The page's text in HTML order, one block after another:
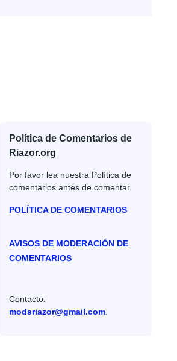
Política de Comentarios de
Riazor.org
Por favor lea nuestra Política de
comentarios antes de comentar.
POLÍTICA DE COMENTARIOS
AVISOS DE MODERACIÓN DE
COMENTARIOS
Contacto:
modsriazor@gmail.com.